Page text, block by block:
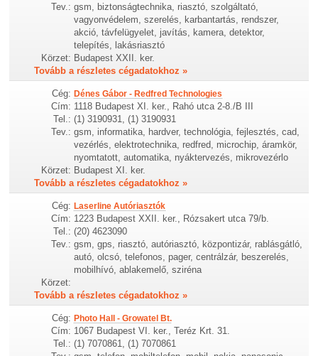
Tev.: gsm, biztonságtechnika, riasztó, szolgáltató,
vagyonvédelem, szerelés, karbantartás, rendszer,
akció, távfelügyelet, javítás, kamera, detektor,
telepítés, lakásriasztó
Körzet: Budapest XXII. ker.
Tovább a részletes cégadatokhoz »
Cég: Dénes Gábor - Redfred Technologies
Cím: 1118 Budapest XI. ker., Rahó utca 2-8./B III
Tel.: (1) 3190931, (1) 3190931
Tev.: gsm, informatika, hardver, technológia, fejlesztés, cad,
vezérlés, elektrotechnika, redfred, microchip, áramkör,
nyomtatott, automatika, nyáktervezés, mikrovezérlo
Körzet: Budapest XI. ker.
Tovább a részletes cégadatokhoz »
Cég: Laserline Autóriasztók
Cím: 1223 Budapest XXII. ker., Rózsakert utca 79/b.
Tel.: (20) 4623090
Tev.: gsm, gps, riasztó, autóriasztó, központizár, rablásgátló,
autó, olcsó, telefonos, pager, centrálzár, beszerelés,
mobilhívó, ablakemelő, sziréna
Körzet:
Tovább a részletes cégadatokhoz »
Cég: Photo Hall - Growatel Bt.
Cím: 1067 Budapest VI. ker., Teréz Krt. 31.
Tel.: (1) 7070861, (1) 7070861